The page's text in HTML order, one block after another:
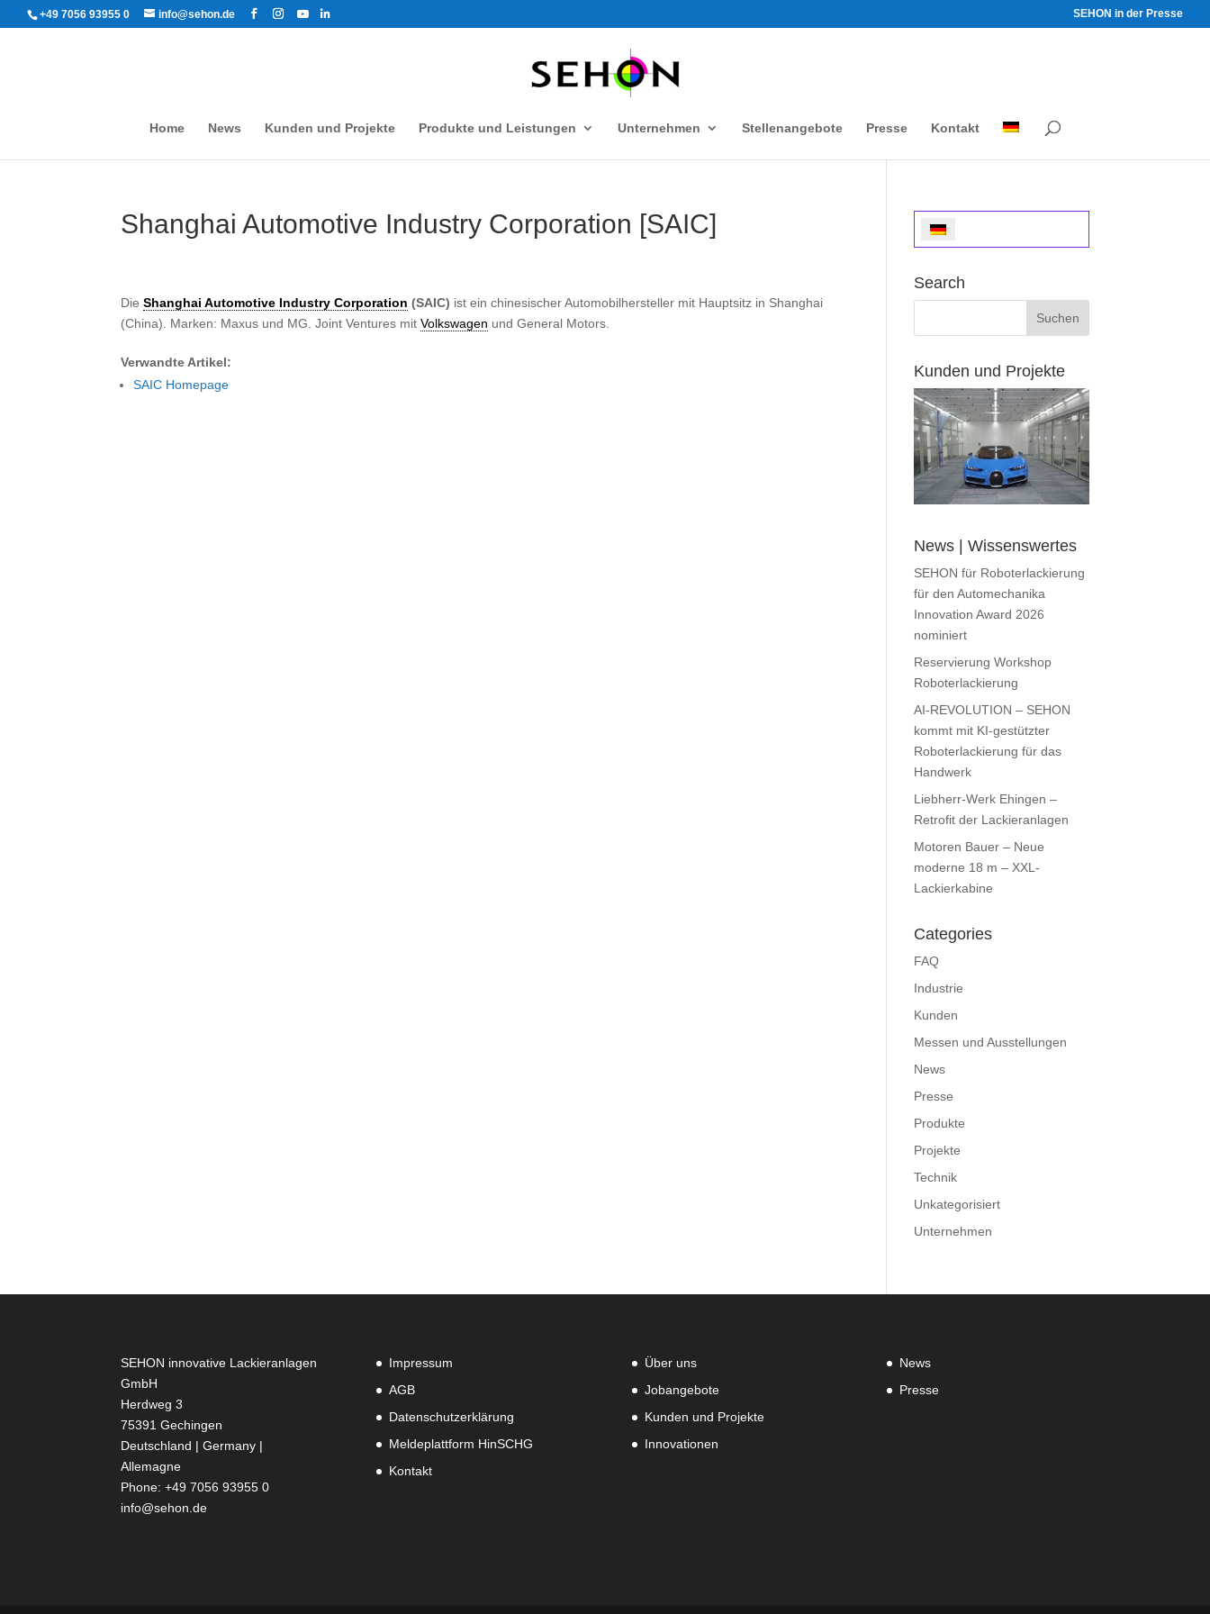
+49 7056 93955 0 info@sehon.de SEHON in der Presse
Home News Kunden und Projekte Produkte und Leistungen Unternehmen Stellenangebote Presse Kontakt
Shanghai Automotive Industry Corporation [SAIC]
DieShanghai Automotive Industry Corporation (SAIC) ist ein chinesischer Automobilhersteller mit Hauptsitz in Shanghai
(China). Marken: Maxus und MG. Joint Ventures mitVolkswagen und General Motors.
Verwandte Artikel:
SAIC Homepage
Search
Kunden und Projekte
News | Wissenswertes
SEHON für Roboterlackierung
für den Automechanika
Innovation Award 2026
nominiert
Reservierung Workshop
Roboterlackierung
AI-REVOLUTION – SEHON
kommt mit KI-gestützter
Roboterlackierung für das
Handwerk
Liebherr-Werk Ehingen –
Retrofit der Lackieranlagen
Motoren Bauer – Neue
moderne 18 m – XXL-
Lackierkabine
Categories
FAQ
Industrie
Kunden
Messen und Ausstellungen
News
Presse
Produkte
Projekte
Technik
Unkategorisiert
Unternehmen
SEHON innovative Lackieranlagen
GmbH
Herdweg 3
75391 Gechingen
Deutschland | Germany |
Allemagne
Phone: +49 7056 93955 0
info@sehon.de
Impressum
AGB
Datenschutzerklärung
Meldeplattform HinSCHG
Kontakt
Über uns
Jobangebote
Kunden und Projekte
Innovationen
News
Presse